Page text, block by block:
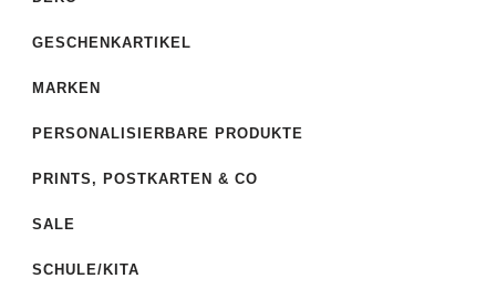
GESCHENKARTIKEL
MARKEN
PERSONALISIERBARE PRODUKTE
PRINTS, POSTKARTEN & CO
SALE
SCHULE/KITA